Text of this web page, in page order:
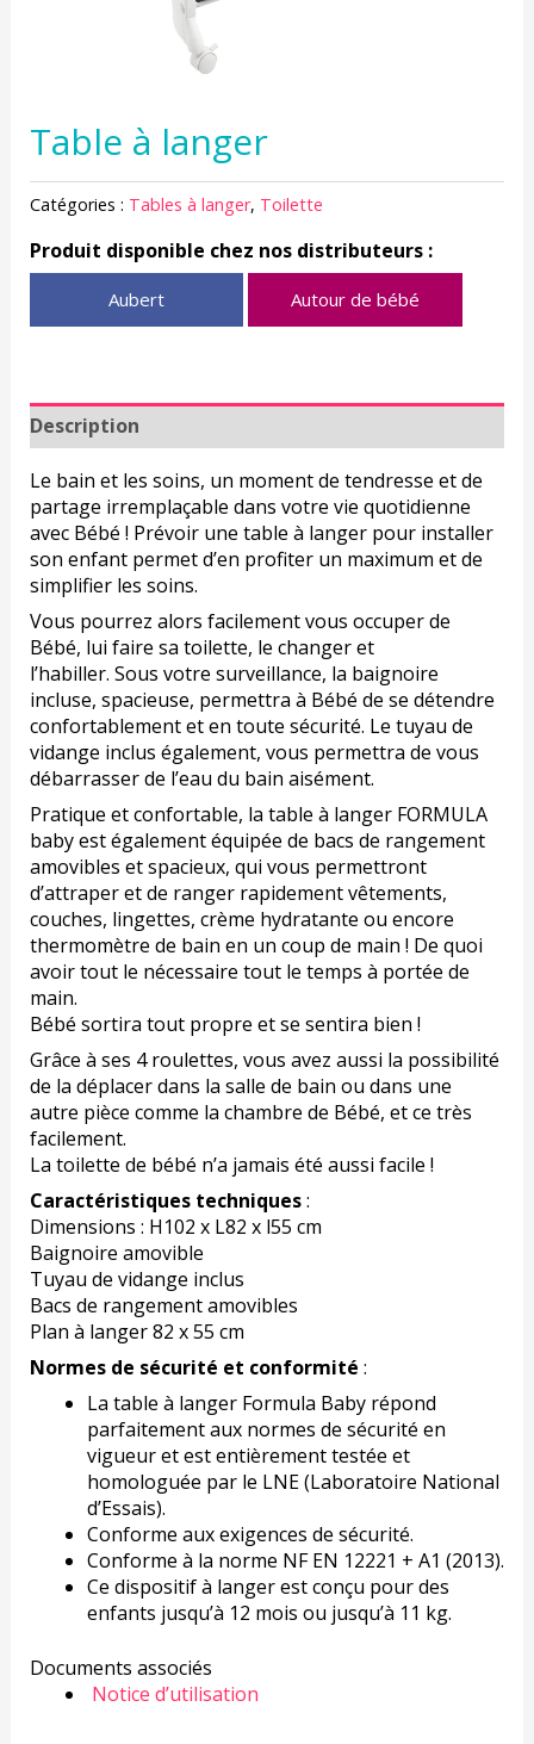
Table à langer
Catégories : Tables à langer, Toilette
Produit disponible chez nos distributeurs :
Aubert Autour de bébé
Description
Le bain et les soins, un moment de tendresse et de
partage irremplaçable dans votre vie quotidienne
avec Bébé ! Prévoir une table à langer pour installer
son enfant permet d’en profiter un maximum et de
simplifier les soins.
Vous pourrez alors facilement vous occuper de
Bébé, lui faire sa toilette, le changer et
l’habiller. Sous votre surveillance, la baignoire
incluse, spacieuse, permettra à Bébé de se détendre
confortablement et en toute sécurité. Le tuyau de
vidange inclus également, vous permettra de vous
débarrasser de l’eau du bain aisément.
Pratique et confortable, la table à langer FORMULA
baby est également équipée de bacs de rangement
amovibles et spacieux, qui vous permettront
d’attraper et de ranger rapidement vêtements,
couches, lingettes, crème hydratante ou encore
thermomètre de bain en un coup de main ! De quoi
avoir tout le nécessaire tout le temps à portée de
main.
Bébé sortira tout propre et se sentira bien !
Grâce à ses 4 roulettes, vous avez aussi la possibilité
de la déplacer dans la salle de bain ou dans une
autre pièce comme la chambre de Bébé, et ce très
facilement.
La toilette de bébé n’a jamais été aussi facile !
Caractéristiques techniques:
Dimensions : H102 x L82 x l55 cm
Baignoire amovible
Tuyau de vidange inclus
Bacs de rangement amovibles
Plan à langer 82 x 55 cm
Normes de sécurité et conformité :
La table à langer Formula Baby répond
parfaitement aux normes de sécurité en
vigueur et est entièrement testée et
homologuée par le LNE (Laboratoire National
d’Essais).
Conforme aux exigences de sécurité.
Conforme à la norme NF EN 12221 + A1 (2013).
Ce dispositif à langer est conçu pour des
enfants jusqu’à 12 mois ou jusqu’à 11 kg.
Documents associés
Notice d’utilisation